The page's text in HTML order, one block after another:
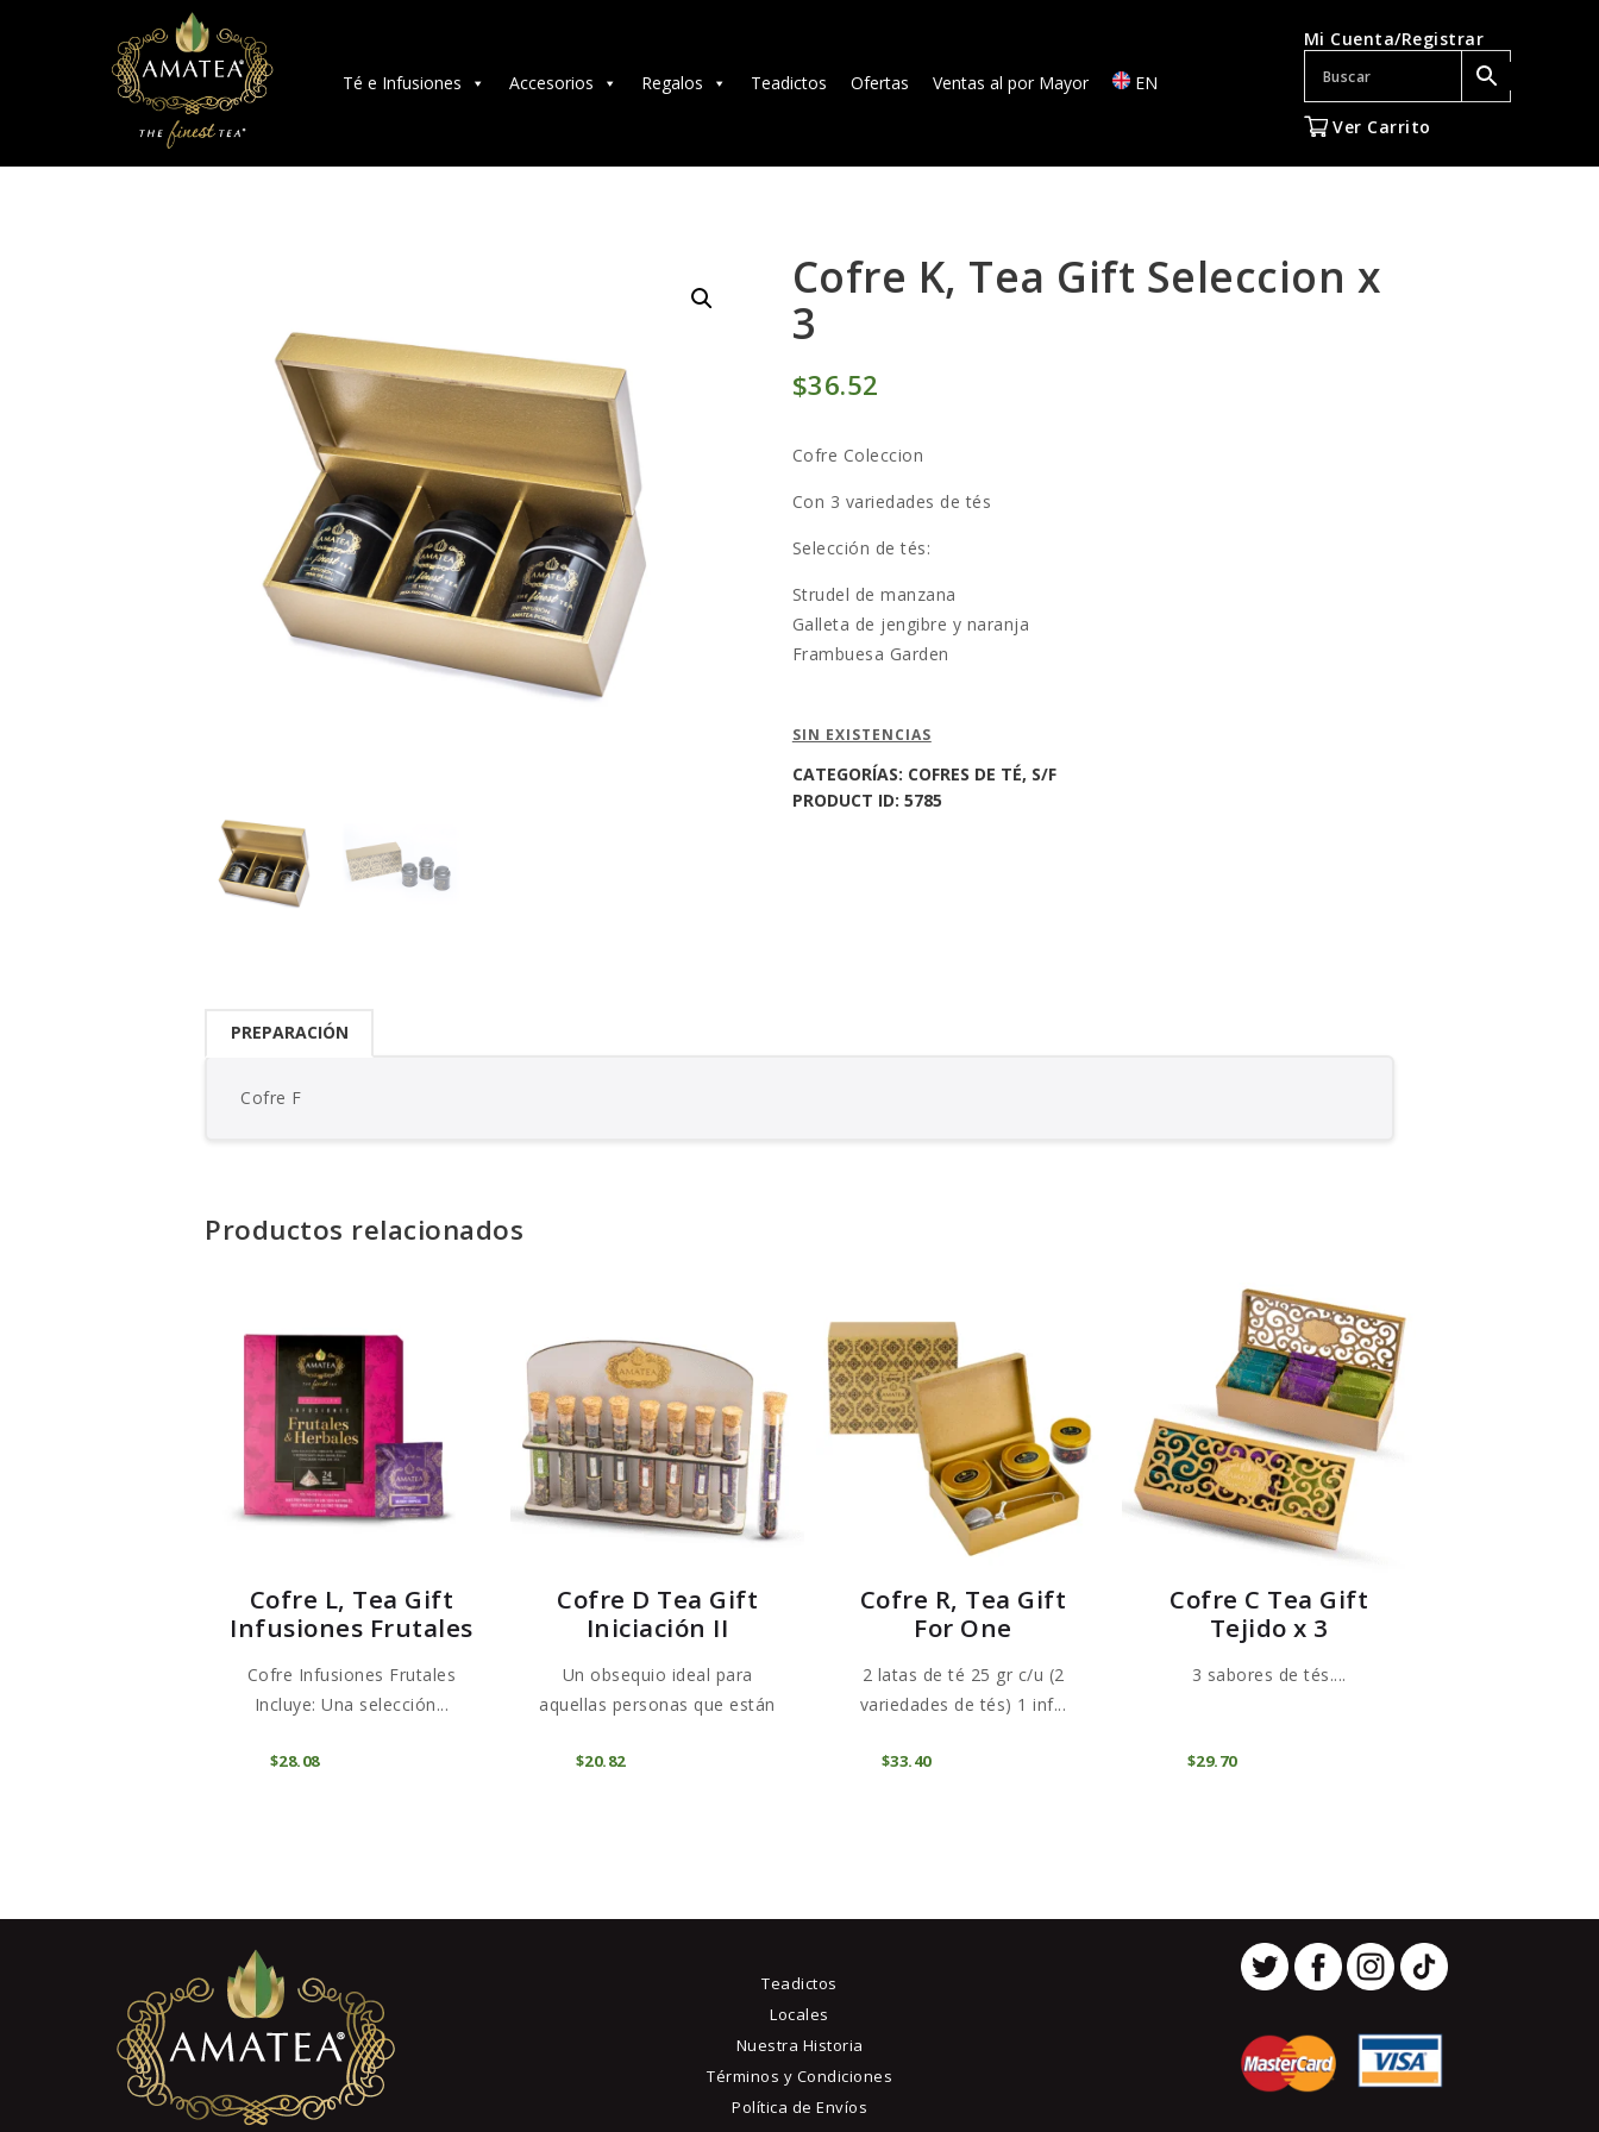
Té e Infusiones Accesorios Regalos Teadictos Ofertas Ventas al por Mayor EN
Mi Cuenta/Registrar
Ver Carrito
ACCESORIOS
VENTAS AL POR
MAYOR
EN
Cofre K, Tea Gift Seleccion x
3
$36 52
Cofre Coleccion
Con 3 variedades de tés
Selección de tés:
Strudel de manzana
Galleta de jengibre y naranja
Frambuesa Garden
SIN EXISTENCIAS
CATEGORÍAS: COFRES DE TÉ, S/F
PRODUCT ID: 5785
PREPARACIÓN
Cofre F
Productos relacionados
Cofre L, Tea Gift
Infusiones Frutales
Cofre Infusiones Frutales
Incluye: Una selección...
$28 08
Cofre D Tea Gift
Iniciación II
Un obsequio ideal para
aquellas personas que están
$20 82
Cofre R, Tea Gift
For One
2 latas de té 25 gr c/u (2
variedades de tés) 1 inf...
$33 40
Cofre C Tea Gift
Tejido x 3
3 sabores de tés....
$29 70
Teadictos
Locales
Nuestra Historia
Términos y Condiciones
Política de Envíos